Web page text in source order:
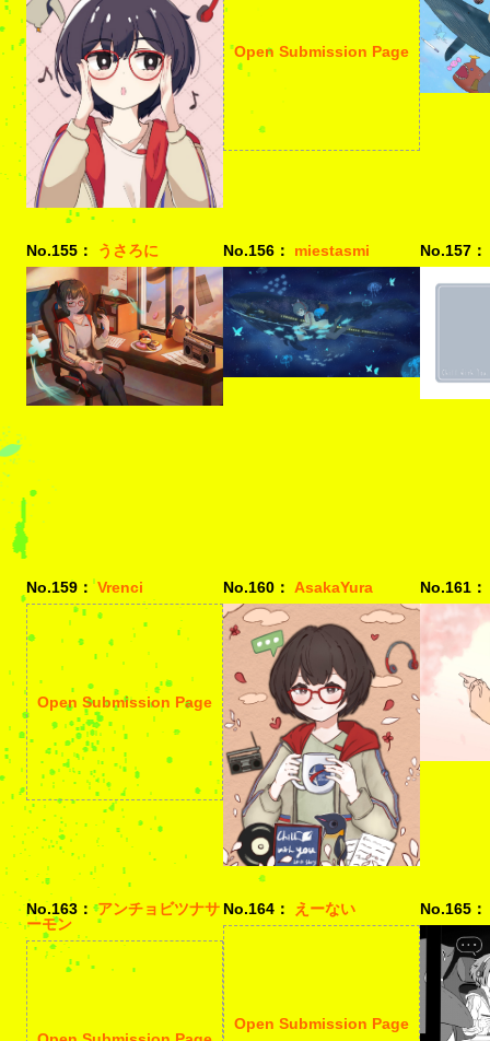
Open Submission Page
No.155： うさろに No.156： miestasmi No.157：
No.159： Vrenci
Open Submission Page
No.160： AsakaYura No.161：
No.163： アンチョビツナサ
ーモン
No.164： えーない
Open Submission Page
No.165：